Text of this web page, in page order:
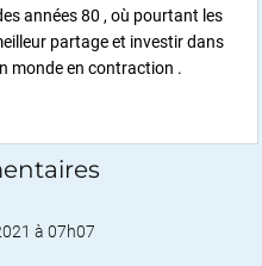
années 80 , où pourtant les
partage et investir dans
monde en contraction .
à 07h07